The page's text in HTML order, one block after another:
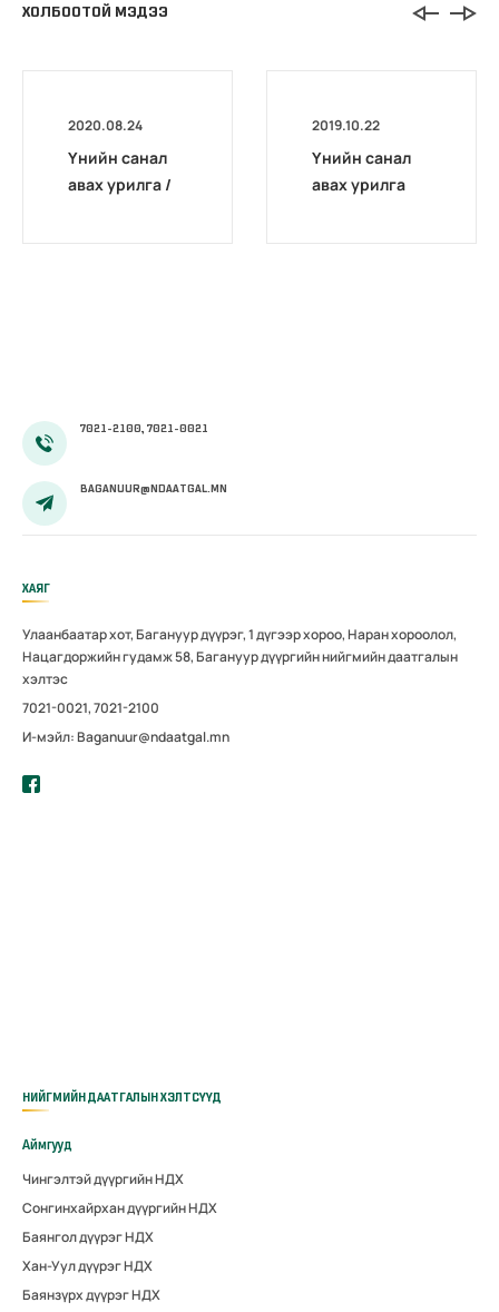
ХОЛБООТОЙ МЭДЭЭ
2020.08.24
Үнийн санал
авах урилга /
2019.10.22
Үнийн санал
авах урилга
7021-2100, 7021-0021
BAGANUUR@NDAATGAL.MN
ХАЯГ
Улаанбаатар хот, Багануур дүүрэг, 1 дүгээр хороо, Наран хороолол,
Нацагдоржийн гудамж 58, Багануур дүүргийн нийгмийн даатгалын
хэлтэс
7021-0021, 7021-2100
И-мэйл: Baganuur@ndaatgal.mn
НИЙГМИЙН ДААТГАЛЫН ХЭЛТСҮҮД
Аймгууд
Чингэлтэй дүүргийн НДХ
Сонгинхайрхан дүүргийн НДХ
Баянгол дүүрэг НДХ
Хан-Уул дүүрэг НДХ
Баянзүрх дүүрэг НДХ